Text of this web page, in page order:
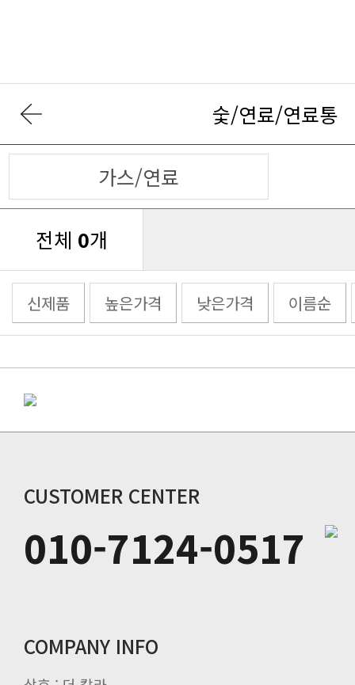
숯/연료/연료통
가스/연료
전체 0개
신제품 높은가격 낮은가격 이름순
CUSTOMER CENTER
010-7124-0517
COMPANY INFO